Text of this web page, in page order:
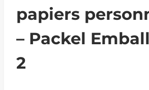
papiers
– Packel
2